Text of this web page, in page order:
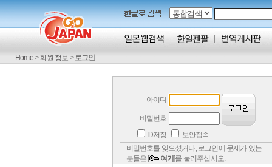
Home>회원 정보 >로그인
아이디
비밀번호
ID저장
보안접속
비밀번호를 잊으셨거나, 로그인에 문제가 있는
분들은 [
여기]를 눌러주십시오.